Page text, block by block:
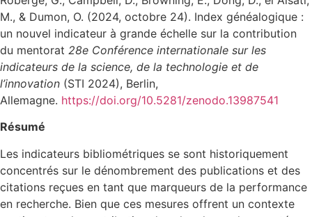
M., & Dumon, O. (2024, octobre 24). Index généalogique :
un nouvel indicateur à grande échelle sur la contribution
du mentorat 28e Conférence internationale sur les
indicateurs de la science, de la technologie et de
l’innovation (STI 2024), Berlin,
Allemagne. https://doi.org/10.5281/zenodo.13987541
Résumé
Les indicateurs bibliométriques se sont historiquement
concentrés sur le dénombrement des publications et des
citations reçues en tant que marqueurs de la performance
en recherche. Bien que ces mesures offrent un contexte